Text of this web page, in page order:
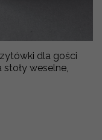
dla gości
weselne,